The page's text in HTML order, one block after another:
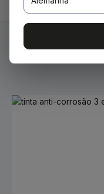
HOME
Você está aqui:
Ignorar galeria de